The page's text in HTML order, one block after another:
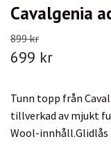
Cavalgenia
899 kr
699 kr
Tunn topp från
tillverkad av mjukt
Wool-innhåll.Glidlås